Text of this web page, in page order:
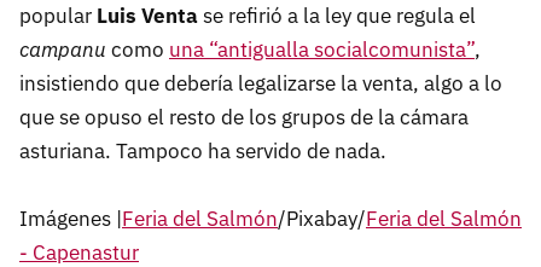
popular Luis Ventase refirió a la ley que regula el
campanu como una “antigualla socialcomunista”,
insistiendo que debería legalizarse la venta, algo a lo
que se opuso el resto de los grupos de la cámara
asturiana. Tampoco ha servido de nada.
Imágenes |Feria del Salmón/Pixabay/Feria del Salmón
- Capenastur